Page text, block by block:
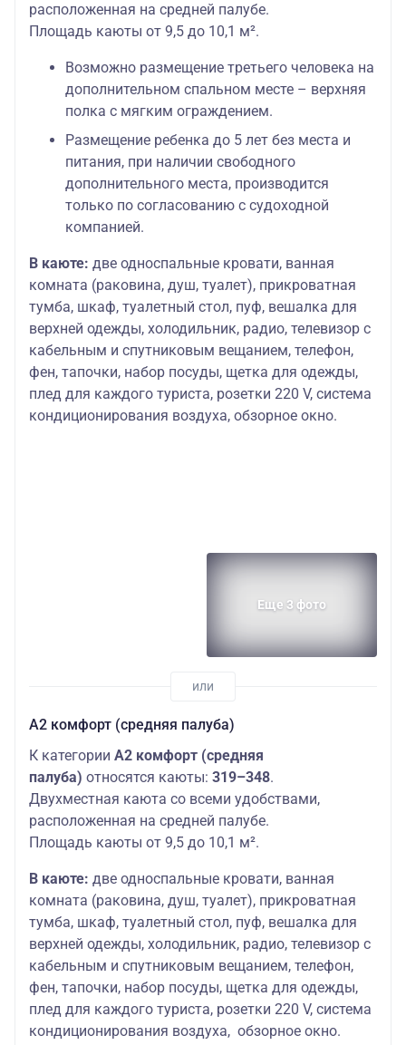
расположенная на средней палубе.
Площадь каюты от 9,5 до 10,1 м².
Возможно размещение третьего человека на
дополнительном спальном месте – верхняя
полка с мягким ограждением.
Размещение ребенка до 5 лет без места и
питания, при наличии свободного
дополнительного места, производится
только по согласованию с судоходной
компанией.
В каюте: две односпальные кровати, ванная
комната (раковина, душ, туалет), прикроватная
тумба, шкаф, туалетный стол, пуф, вешалка для
верхней одежды, холодильник, радио, телевизор с
кабельным и спутниковым вещанием, телефон,
фен, тапочки, набор посуды, щетка для одежды,
плед для каждого туриста, розетки 220 V, система
кондиционирования воздуха, обзорное окно.
Еще 3 фото
А2 комфорт (средняя палуба)
К категории А2 комфорт (средняя
палуба) относятся каюты: 319–348.
Двухместная каюта со всеми удобствами,
расположенная на средней палубе.
Площадь каюты от 9,5 до 10,1 м².
В каюте: две односпальные кровати, ванная
комната (раковина, душ, туалет), прикроватная
тумба, шкаф, туалетный стол, пуф, вешалка для
верхней одежды, холодильник, радио, телевизор с
кабельным и спутниковым вещанием, телефон,
фен, тапочки, набор посуды, щетка для одежды,
плед для каждого туриста, розетки 220 V, система
кондиционирования воздуха, обзорное окно.